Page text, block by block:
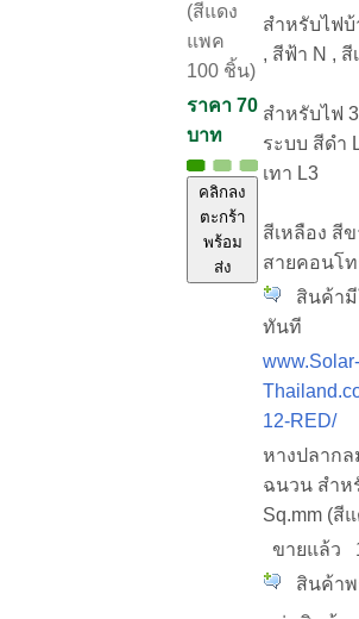
(สีแดง
แพค
100 ชิ้น)
ราคา 70
บาท
คลิกลง
ตะกร้า
พร้อม
ส่ง
สำหรับไฟบ้
, สีฟ้า N , สี
สำหรับไฟ
ระบบ สีดำ
เทา L3
สีเหลือง สี
สายคอนโ
สินค้ามี
ทันที
www.Solar-
12-RED/
หางปลาก
ฉนวน สำห
Sq.mm (สี
ขายแล้ว
สินค้าพ